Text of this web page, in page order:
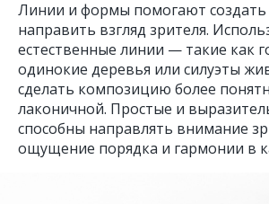
Линии и формы помогают создать
направить взгляд зрителя.
естественные линии — такие как
одинокие деревья или силуэты
сделать композицию более
лаконичной. Простые и
способны направлять внимание
ощущение порядка и гармонии в